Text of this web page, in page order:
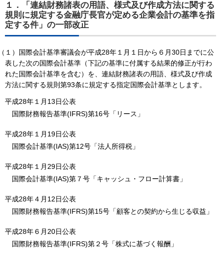
１．「連結財務諸表の用語、様式及び作成方法に関する
規則に規定する金融庁長官が定める企業会計の基準を指
定する件」の一部改正
１）国際会計基準審議会が平成28年１月１日から６月30日までに公
表した次の国際会計基準（下記の基準に付属する結果的修正が行わ
れた国際会計基準を含む）を、連結財務諸表の用語、様式及び作成
方法に関する規則第93条に規定する指定国際会計基準とします。
平成28年１月13日公表
国際財務報告基準(IFRS)第16号「リース」
平成28年１月19日公表
国際会計基準(IAS)第12号「法人所得税」
平成28年１月29日公表
国際会計基準(IAS)第７号「キャッシュ・フロー計算書」
平成28年４月12日公表
国際財務報告基準(IFRS)第15号「顧客との契約から生じる収益」
平成28年６月20日公表
国際財務報告基準(IFRS)第２号「株式に基づく報酬」